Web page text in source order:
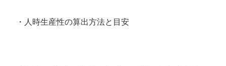
・人時生産性の算出方法と目安